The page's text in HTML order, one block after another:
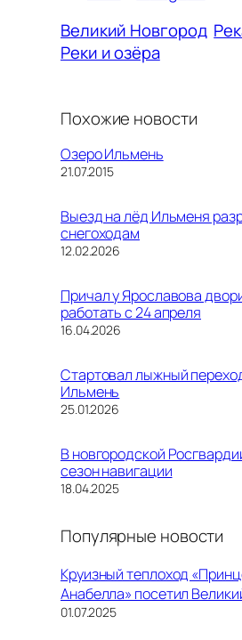
Великий Новгород
Реки и озёра
Похожие новости
Озеро Ильмень
Дата
21.07.2015
Выезд на лёд Ильменя
снегоходам
Дата
12.02.2026
Причал у Ярославова
работать с 24 апреля
Дата
16.04.2026
Стартовал лыжный
Ильмень
Дата
25.01.2026
В новгородской
сезон навигации
Дата
18.04.2025
Популярные новости
Круизный теплоход
Анабелла» посетил
01.07.2025